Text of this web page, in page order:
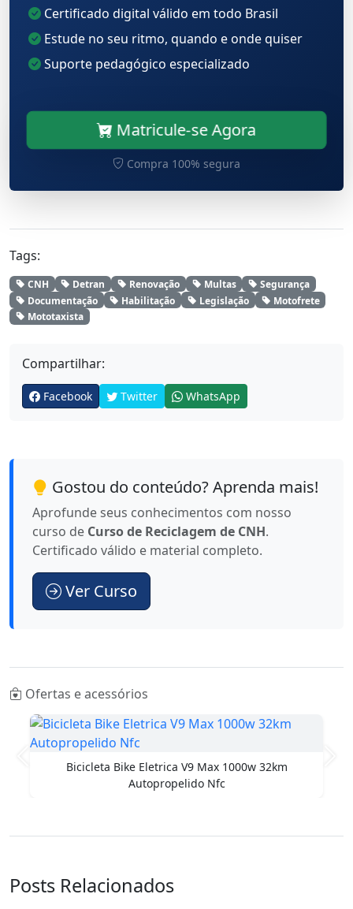
Certificado digital válido em todo Brasil
Estude no seu ritmo, quando e onde quiser
Suporte pedagógico especializado
Matricule-se Agora
Compra 100% segura
Tags:
CNH Detran Renovação Multas
Segurança
Documentação
Habilitação Legislação
Motofrete
Mototaxista
Compartilhar:
Facebook Twitter WhatsApp
Gostou do conteúdo? Aprenda mais!
Aprofunde seus conhecimentos com nosso
curso de Curso de Reciclagem de CNH.
Certificado válido e material completo.
Ver Curso
Ofertas e acessórios
Bicicleta Bike Eletrica V9 Max 1000w 32km
Autopropelido Nfc
Anterior
Posts Relacionados